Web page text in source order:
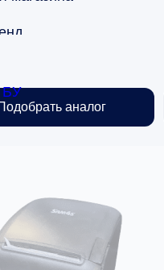
БУ
Страна производства
аналог